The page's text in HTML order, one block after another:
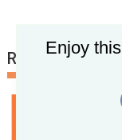
Related posts
Enjoy